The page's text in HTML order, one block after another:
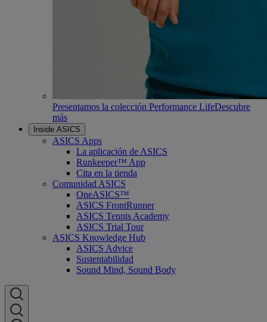
Presentamos la colección Performance LifeDescubre
más
Inside ASICS
ASICS Apps
La aplicación de ASICS
Runkeeper™ App
Cita en la tienda
Comunidad ASICS
OneASICS™
ASICS FrontRunner
ASICS Tennis Academy
ASICS Trial Tour
ASICS Knowledge Hub
ASICS Advice
Sustentabilidad
Sound Mind, Sound Body